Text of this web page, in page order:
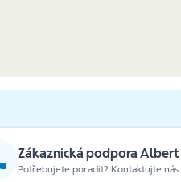
Zákaznická podpora Albert
Potřebujete poradit? Kontaktujte nás.